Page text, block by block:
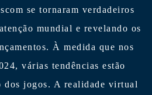
se tornaram verdadeiros
mundial e revelando os
À medida que nos
várias tendências estão
dos jogos. A realidade virtual